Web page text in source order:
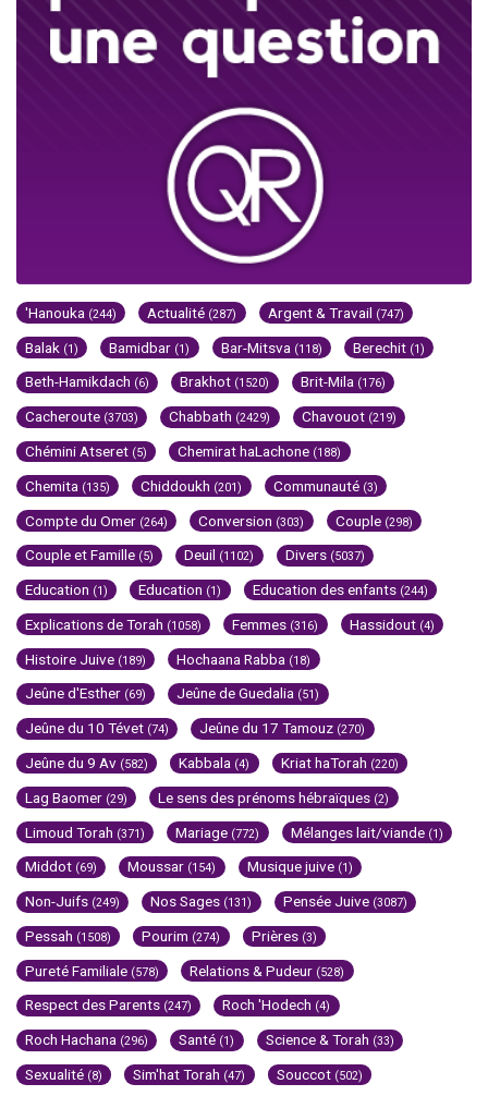
'Hanouka (244) Actualité (287) Argent & Travail (747)
Balak (1) Bamidbar (1) Bar-Mitsva (118) Berechit (1)
Beth-Hamikdach (6) Brakhot (1520) Brit-Mila (176)
Cacheroute (3703) Chabbath (2429) Chavouot (219)
Chémini Atseret (5) Chemirat haLachone (188)
Chemita (135) Chiddoukh (201) Communauté (3)
Compte du Omer (264) Conversion (303) Couple (298)
Couple et Famille (5) Deuil (1102) Divers (5037)
Education (1) Education (1) Education des enfants (244)
Explications de Torah (1058) Femmes (316) Hassidout (4)
Histoire Juive (189) Hochaana Rabba (18)
Jeûne d'Esther (69) Jeûne de Guedalia (51)
Jeûne du 10 Tévet (74) Jeûne du 17 Tamouz (270)
Jeûne du 9 Av (582) Kabbala (4) Kriat haTorah (220)
Lag Baomer (29) Le sens des prénoms hébraïques (2)
Limoud Torah (371) Mariage (772) Mélanges lait/viande (1)
Middot (69) Moussar (154) Musique juive (1)
Non-Juifs (249) Nos Sages (131) Pensée Juive (3087)
Pessah (1508) Pourim (274) Prières (3)
Pureté Familiale (578) Relations & Pudeur (528)
Respect des Parents (247) Roch 'Hodech (4)
Roch Hachana (296) Santé (1) Science & Torah (33)
Sexualité (8) Sim'hat Torah (47) Souccot (502)